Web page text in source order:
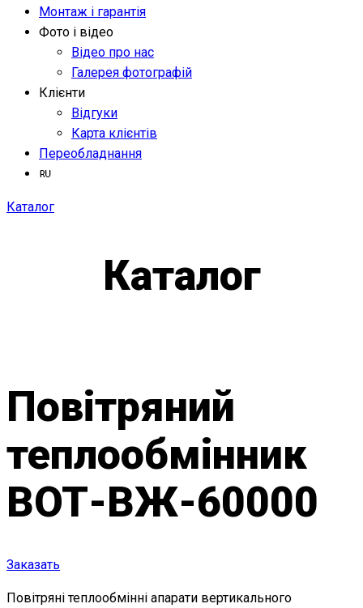
Монтаж і гарантія
Фото і відео
Відео про нас
Галерея фотографій
Клієнти
Відгуки
Карта клієнтів
Переобладнання
Каталог
Каталог
Повітряний
теплообмінник
ВОТ-ВЖ-60000
Заказать
Повітряні теплообмінні апарати вертикального